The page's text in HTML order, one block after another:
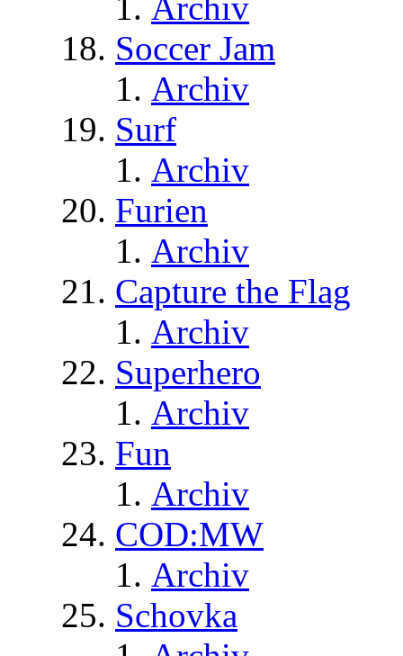
Archiv
Soccer Jam
Archiv
Surf
Archiv
Furien
Archiv
Capture the Flag
Archiv
Superhero
Archiv
Fun
Archiv
COD:MW
Archiv
Schovka